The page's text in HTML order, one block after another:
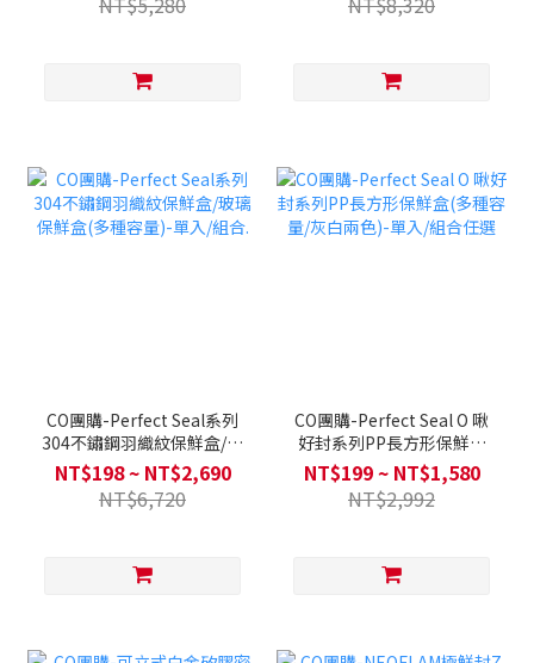
件組+防燙夾
CO團購-Perfect Seal系列
304不鏽鋼羽織紋保鮮盒/玻
璃保鮮盒(多種容量)-單入/
組合.
NT$198 ~ NT$2,690
NT$6,720
CO團購-Perfect Seal O 啾
好封系列PP長方形保鮮盒
(多種容量/灰白兩色)-單入/
組合任選
NT$199 ~ NT$1,580
NT$2,992